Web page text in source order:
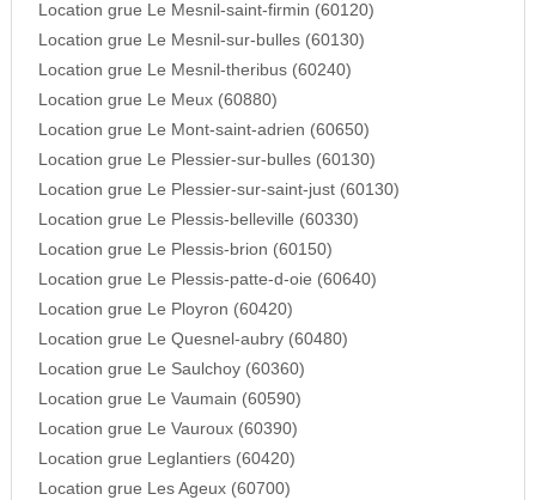
Location grue Le Mesnil-saint-firmin (60120)
Location grue Le Mesnil-sur-bulles (60130)
Location grue Le Mesnil-theribus (60240)
Location grue Le Meux (60880)
Location grue Le Mont-saint-adrien (60650)
Location grue Le Plessier-sur-bulles (60130)
Location grue Le Plessier-sur-saint-just (60130)
Location grue Le Plessis-belleville (60330)
Location grue Le Plessis-brion (60150)
Location grue Le Plessis-patte-d-oie (60640)
Location grue Le Ployron (60420)
Location grue Le Quesnel-aubry (60480)
Location grue Le Saulchoy (60360)
Location grue Le Vaumain (60590)
Location grue Le Vauroux (60390)
Location grue Leglantiers (60420)
Location grue Les Ageux (60700)